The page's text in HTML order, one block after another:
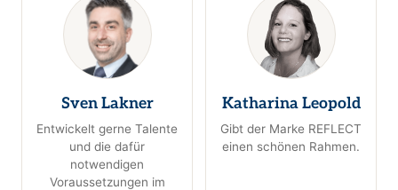
Sven Lakner
Entwickelt gerne Talente
und die dafür
notwendigen
Voraussetzungen im
Katharina Leopold
Gibt der Marke REFLECT
einen schönen Rahmen.